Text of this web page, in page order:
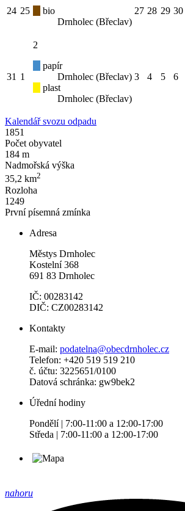
24 25
bio
Drnholec (Břeclav)
27 28 29 30
31 1
2
papír
Drnholec (Břeclav)
plast
Drnholec (Břeclav)
3 4 5 6
Kalendář svozu odpadu
1851
Počet obyvatel
184 m
Nadmořská výška
35,2 km2
Rozloha
1249
První písemná zmínka
Adresa
Městys Drnholec
Kostelní 368
691 83 Drnholec
IČ: 00283142
DIČ: CZ00283142
Kontakty
E-mail: podatelna@obecdrnholec.cz
Telefon: +420 519 519 210
č. účtu: 3225651/0100
Datová schránka: gw9bek2
Úřední hodiny
Pondělí | 7:00-11:00 a 12:00-17:00
Středa | 7:00-11:00 a 12:00-17:00
nahoru